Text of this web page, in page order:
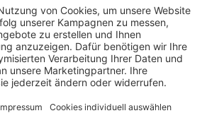
nach dem passenden Druckerzubehör
das Büro, den Computer oder Ihr
Sie bei Druckerzubehoer.de genau
Sortiment bietet unter anderem Tinte
Druckermodelle – großer sowie
sind wir Ihr Online Fachhandel für
ausstatten oder den Alltag mit